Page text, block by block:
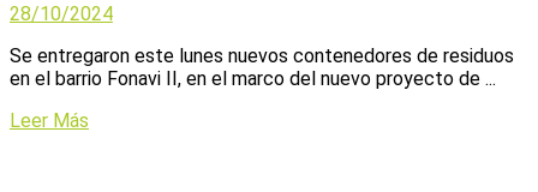
28/10/2024
Se entregaron este lunes nuevos contenedores de residuos
en el barrio Fonavi II, en el marco del nuevo proyecto de ...
Leer Más